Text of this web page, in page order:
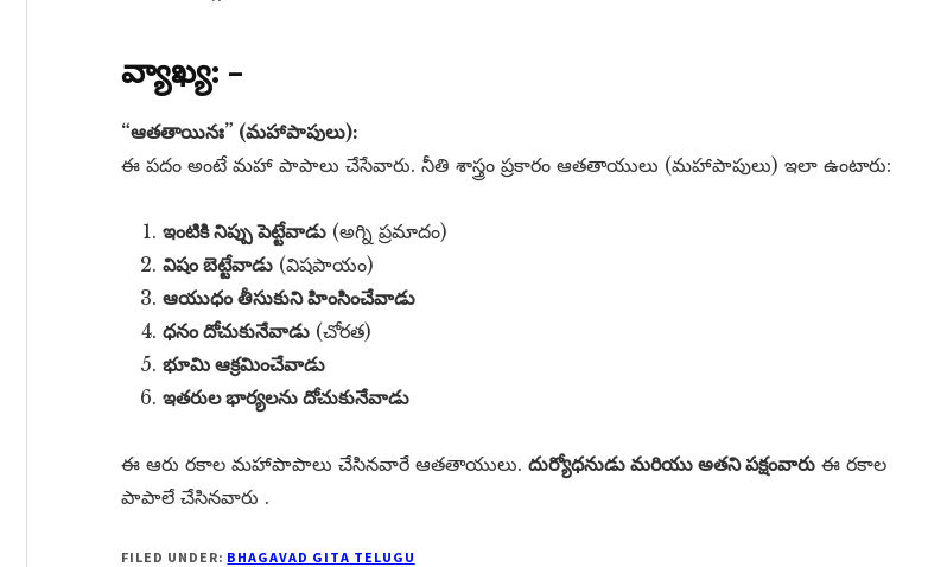
వ్యాఖ్య: –
“ఆతతాయినః” (మహాపాపులు):
ఈ పదం అంటే మహా పాపాలు చేసేవారు. నీతి శాస్త్రం ప్రకారం ఆతతాయులు (మహాపాపులు) ఇలా ఉంటారు:
ఇంటికి నిప్పు పెట్టేవాడు (అగ్ని ప్రమాదం)
విషం బెట్టేవాడు (విషపాయం)
ఆయుధం తీసుకుని హింసించేవాడు
ధనం దోచుకునేవాడు (చోరత)
భూమి ఆక్రమించేవాడు
ఇతరుల భార్యలను దోచుకునేవాడు
ఈ ఆరు రకాల మహాపాపాలు చేసినవారే ఆతతాయులు. దుర్యోధనుడు మరియు అతని పక్షంవారు ఈ రకాల
పాపాలే చేసినవారు .
FILED UNDER: BHAGAVAD GITA TELUGU